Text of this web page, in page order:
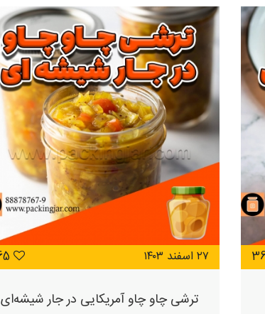
۲۷ اسفند ۱۴۰۳ 465
ترشی چاو چاو آمریکایی در جار شیشه‌ای